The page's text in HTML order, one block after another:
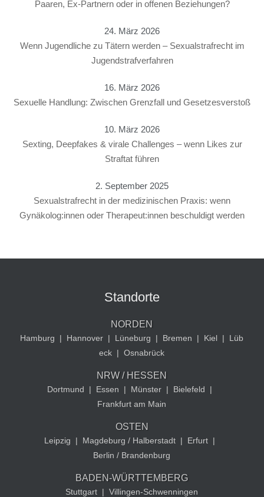
Paaren, Ex-Partnern oder in offenen Beziehungen?
24. März 2026
Wenn Jugendliche zu Tätern werden – Sexualstrafrecht im
Jugendstrafverfahren
16. März 2026
Sexuelle Handlung: Zwischen Grenzfall und Gesetzesverstoß
10. März 2026
Sexting, Deepfakes & virale Challenges – wenn Likes zur
Straftat führen
2. September 2025
Sexualstrafrecht in der medizinischen Praxis: wenn
Gynäkolog:innen oder Therapeut:innen beschuldigt werden
Standorte
NORDEN
Hamburg | Hannover | Lüneburg | Bremen | Kiel |
Lüb
eck | Osnabrück
NRW / HESSEN
Dortmund | Essen | Münster | Bielefeld
|
Frankfurt am Main
OSTEN
Leipzig | Magdeburg / Halberstadt | Erfurt |
Berlin / Brandenburg
BADEN-WÜRTTEMBERG
Stuttgart | Villingen-Schwenningen